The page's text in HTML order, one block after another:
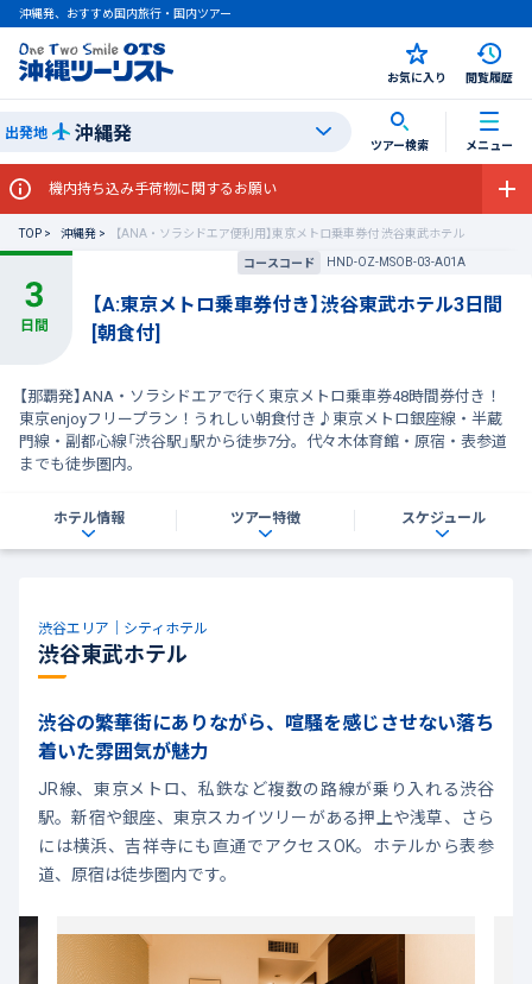
沖縄発、おすすめ国内旅行・国内ツアー
お気に入り 閲覧履歴
出発地 沖縄発 ツアー検索 メニュー
機内持ち込み手荷物に関するお願い
TOP 沖縄発
【ANA・ソラシドエア便利用】東京メトロ乗車券付 渋谷東武ホテル
コースコード
HND-OZ-MSOB-03-A01A
【A:東京メトロ乗車券付き】渋谷東武ホテル3日間
[朝食付]
【那覇発】ANA・ソラシドエアで行く東京メトロ乗車券48時間券付き！
東京enjoyフリープラン！うれしい朝食付き♪東京メトロ銀座線・半蔵
門線・副都心線「渋谷駅」駅から徒歩7分。代々木体育館・原宿・表参道
までも徒歩圏内。
ホテル情報 ツアー特徴 スケジュール
渋谷エリア｜シティホテル
渋谷東武ホテル
渋谷の繁華街にありながら、喧騒を感じさせない落ち
着いた雰囲気が魅力
JR線、東京メトロ、私鉄など複数の路線が乗り入れる渋谷
駅。新宿や銀座、東京スカイツリーがある押上や浅草、さら
には横浜、吉祥寺にも直通でアクセスOK。ホテルから表参
道、原宿は徒歩圏内です。